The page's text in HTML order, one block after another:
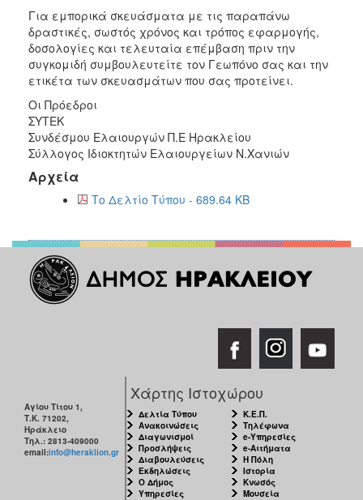
Για εμπορικά σκευάσματα με τις παραπάνω
δραστικές, σωστός χρόνος και τρόπος εφαρμογής,
δοσολογίες και τελευταία επέμβαση πριν την
συγκομιδή συμβουλευτείτε τον Γεωπόνο σας και την
ετικέτα των σκευασμάτων που σας προτείνει.
Οι Πρόεδροι
ΣΥΤΕΚ
Συνδέσμου Ελαιουργών Π.Ε Ηρακλείου
Σύλλογος Ιδιοκτητών Ελαιουργείων Ν.Χανιών
Αρχεία
Το Δελτίο Τύπου - 689.64 KB
Αγίου Τίτου 1,
Τ.Κ. 71202,
Ηράκλειο
Τηλ.: 2813-409000
email:info@heraklion.gr
Χάρτης Ιστοχώρου
Δελτία Τύπου
Ανακοινώσεις
Διαγωνισμοί
Προσλήψεις
Διαβουλεύσεις
Εκδηλώσεις
Ο Δήμος
Υπηρεσίες
Κ.Ε.Π.
Τηλέφωνα
e-Υπηρεσίες
e-Αιτήματα
Η Πόλη
Ιστορία
Κνωσός
Μουσεία